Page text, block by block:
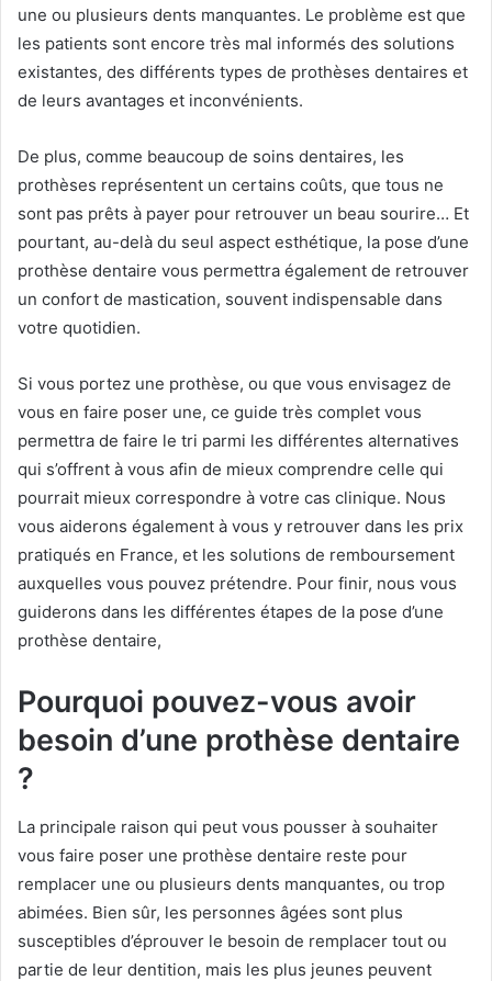
une ou plusieurs dents manquantes. Le problème est que
les patients sont encore très mal informés des solutions
existantes, des différents types de prothèses dentaires et
de leurs avantages et inconvénients.
De plus, comme beaucoup de soins dentaires, les
prothèses représentent un certains coûts, que tous ne
sont pas prêts à payer pour retrouver un beau sourire… Et
pourtant, au-delà du seul aspect esthétique, la pose d’une
prothèse dentaire vous permettra également de retrouver
un confort de mastication, souvent indispensable dans
votre quotidien.
Si vous portez une prothèse, ou que vous envisagez de
vous en faire poser une, ce guide très complet vous
permettra de faire le tri parmi les différentes alternatives
qui s’offrent à vous afin de mieux comprendre celle qui
pourrait mieux correspondre à votre cas clinique. Nous
vous aiderons également à vous y retrouver dans les prix
pratiqués en France, et les solutions de remboursement
auxquelles vous pouvez prétendre. Pour finir, nous vous
guiderons dans les différentes étapes de la pose d’une
prothèse dentaire,
Pourquoi pouvez-vous avoir
besoin d’une prothèse dentaire
?
La principale raison qui peut vous pousser à souhaiter
vous faire poser une prothèse dentaire reste pour
remplacer une ou plusieurs dents manquantes, ou trop
abimées. Bien sûr, les personnes âgées sont plus
susceptibles d’éprouver le besoin de remplacer tout ou
partie de leur dentition, mais les plus jeunes peuvent